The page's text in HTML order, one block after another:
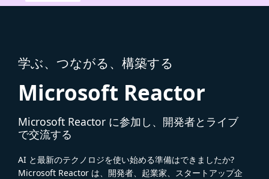
学ぶ、つながる、構築する
Microsoft Reactor
Microsoft Reactor に参加し、開発者とライブ
で交流する
AI と最新のテクノロジを使い始める準備はできましたか?
Microsoft Reactor は、開発者、起業家、スタートアップ企